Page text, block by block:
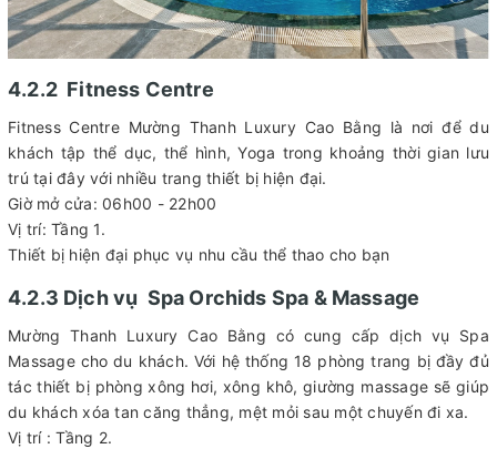
4.2.2 Fitness Centre
Fitness Centre Mường Thanh Luxury Cao Bằng là nơi để du
khách tập thể dục, thể hình, Yoga trong khoảng thời gian lưu
trú tại đây với nhiều trang thiết bị hiện đại.
Giờ mở cửa: 06h00 - 22h00
Vị trí: Tầng 1.
Thiết bị hiện đại phục vụ nhu cầu thể thao cho bạn
4.2.3 Dịch vụ Spa Orchids Spa & Massage
Mường Thanh Luxury Cao Bằng có cung cấp dịch vụ Spa
Massage cho du khách. Với hệ thống 18 phòng trang bị đầy đủ
tác thiết bị phòng xông hơi, xông khô, giường massage sẽ giúp
du khách xóa tan căng thẳng, mệt mỏi sau một chuyến đi xa.
Vị trí : Tầng 2.